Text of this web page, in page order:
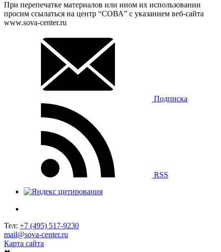
При перепечатке материалов или ином их использовании
просим ссылаться на центр “СОВА” с указанием веб-сайта
www.sova-center.ru
Подписка
RSS
Тел: +7 (495) 517-9230
mail@sova-center.ru
Карта сайта